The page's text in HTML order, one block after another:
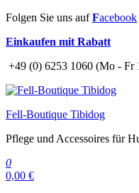
Zum
springen
Folgen Sie uns aufFacebook
Einkaufen mit Rabatt
+49 (0) 6253 1060 (Mo - Fr
Fell-Boutique Tibidog
Pflege und Accessoires für
0
0,00 €